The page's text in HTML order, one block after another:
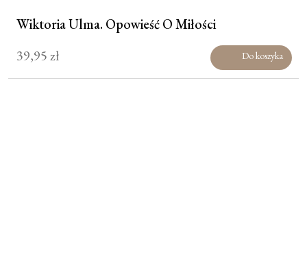
Wiktoria Ulma. Opowieść O Miłości
39,95zł Do koszyka